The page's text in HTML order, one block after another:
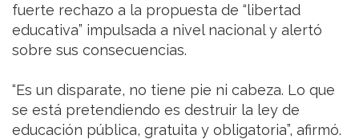
fuerte rechazo a la propuesta de “libertad
educativa” impulsada a nivel nacional y alertó
sobre sus consecuencias.
“Es un disparate, no tiene pie ni cabeza. Lo que
se está pretendiendo es destruir la ley de
educación pública, gratuita y obligatoria”, afirmó.